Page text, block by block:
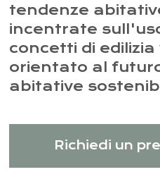
tendenze
incentrate
concetti di
orientato al
abitative
Richiedi un